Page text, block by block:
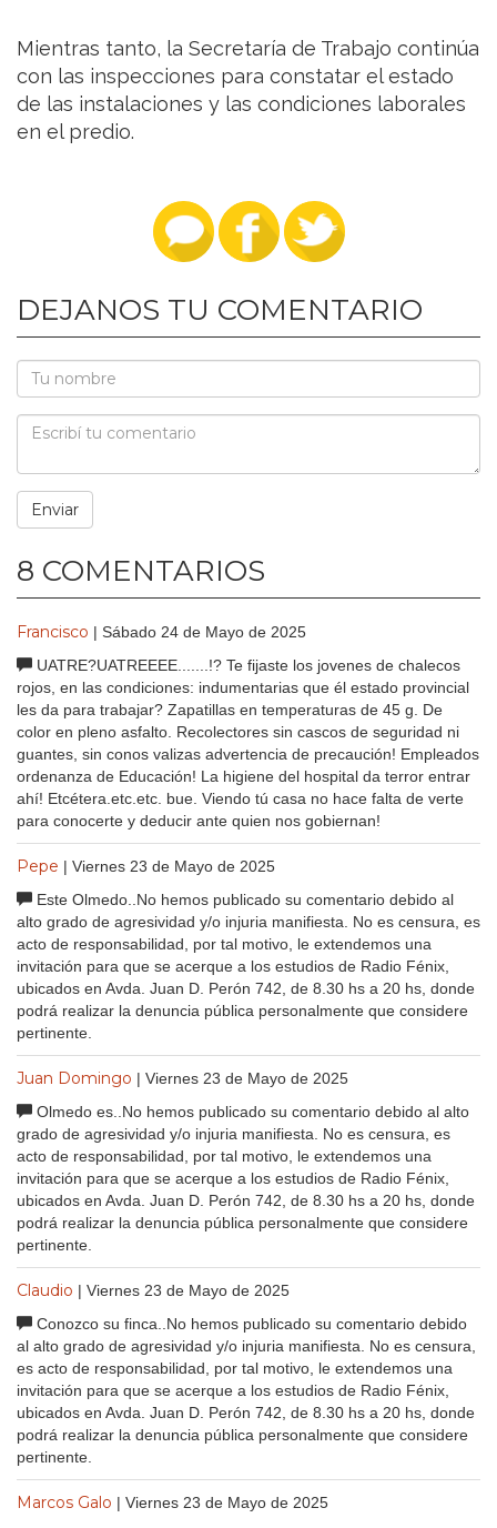
Mientras tanto, la Secretaría de Trabajo continúa
con las inspecciones para constatar el estado
de las instalaciones y las condiciones laborales
en el predio.
DEJANOS TU COMENTARIO
8 COMENTARIOS
Francisco | Sábado 24 de Mayo de 2025
UATRE?UATREEEE.......!? Te fijaste los jovenes de chalecos
rojos, en las condiciones: indumentarias que él estado provincial
les da para trabajar? Zapatillas en temperaturas de 45 g. De
color en pleno asfalto. Recolectores sin cascos de seguridad ni
guantes, sin conos valizas advertencia de precaución! Empleados
ordenanza de Educación! La higiene del hospital da terror entrar
ahí! Etcétera.etc.etc. bue. Viendo tú casa no hace falta de verte
para conocerte y deducir ante quien nos gobiernan!
Pepe | Viernes 23 de Mayo de 2025
Este Olmedo..No hemos publicado su comentario debido al
alto grado de agresividad y/o injuria manifiesta. No es censura, es
acto de responsabilidad, por tal motivo, le extendemos una
invitación para que se acerque a los estudios de Radio Fénix,
ubicados en Avda. Juan D. Perón 742, de 8.30 hs a 20 hs, donde
podrá realizar la denuncia pública personalmente que considere
pertinente.
Juan Domingo | Viernes 23 de Mayo de 2025
Olmedo es..No hemos publicado su comentario debido al alto
grado de agresividad y/o injuria manifiesta. No es censura, es
acto de responsabilidad, por tal motivo, le extendemos una
invitación para que se acerque a los estudios de Radio Fénix,
ubicados en Avda. Juan D. Perón 742, de 8.30 hs a 20 hs, donde
podrá realizar la denuncia pública personalmente que considere
pertinente.
Claudio | Viernes 23 de Mayo de 2025
Conozco su finca..No hemos publicado su comentario debido
al alto grado de agresividad y/o injuria manifiesta. No es censura,
es acto de responsabilidad, por tal motivo, le extendemos una
invitación para que se acerque a los estudios de Radio Fénix,
ubicados en Avda. Juan D. Perón 742, de 8.30 hs a 20 hs, donde
podrá realizar la denuncia pública personalmente que considere
pertinente.
Marcos Galo | Viernes 23 de Mayo de 2025